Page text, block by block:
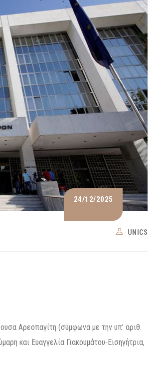
24/12/2025
UNICS
Αρεοπαγίτη (σύμφωνα με την υπ’ αριθ.
και Ευαγγελία Γιακουμάτου-Εισηγήτρια,